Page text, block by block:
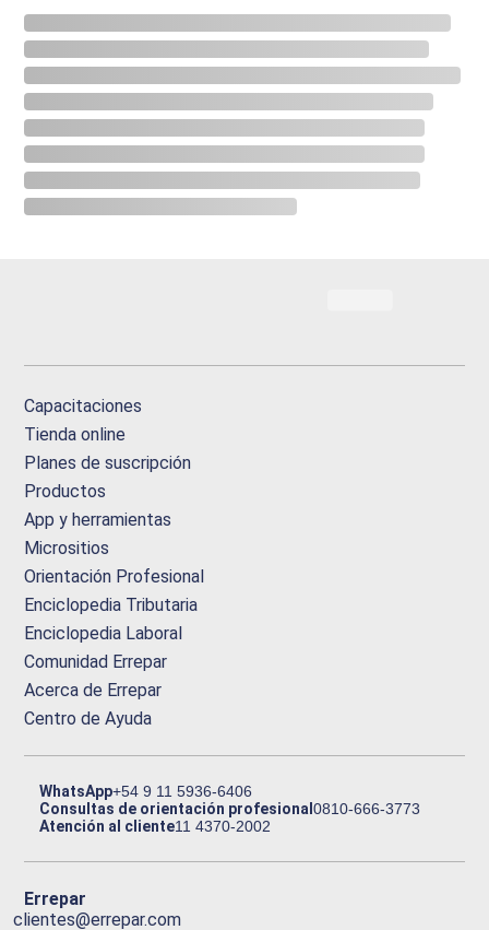
Capacitaciones
Tienda online
Planes de suscripción
Productos
App y herramientas
Micrositios
Orientación Profesional
Enciclopedia Tributaria
Enciclopedia Laboral
Comunidad Errepar
Acerca de Errepar
Centro de Ayuda
WhatsApp+54 9 11 5936-6406
Consultas de orientación profesional0810-666-3773
Atención al cliente11 4370-2002
Errepar
clientes@errepar.com